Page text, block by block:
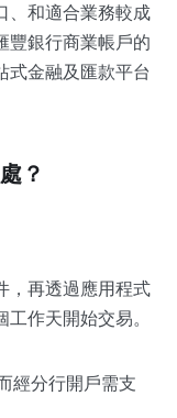
、和適合業務較成
豐銀行商業帳戶的
式金融及匯款平台
？
，再透過應用程式
作天開始交易。
經分行開戶需支